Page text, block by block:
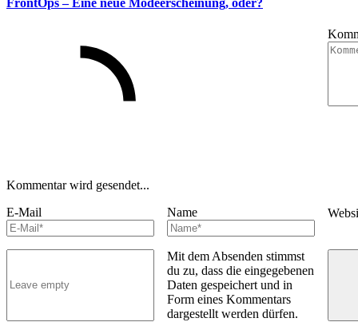
Kommentar wird gesendet...
E-Mail Name
Mit dem Absenden stimmst
du zu, dass die eingegebenen
Daten gespeichert und in
Form eines Kommentars
dargestellt werden dürfen.